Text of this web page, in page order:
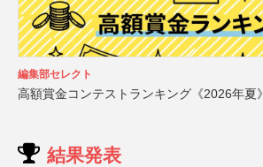
編集部セレクト
高額賞金コンテストランキング《2026年夏》
結果発表